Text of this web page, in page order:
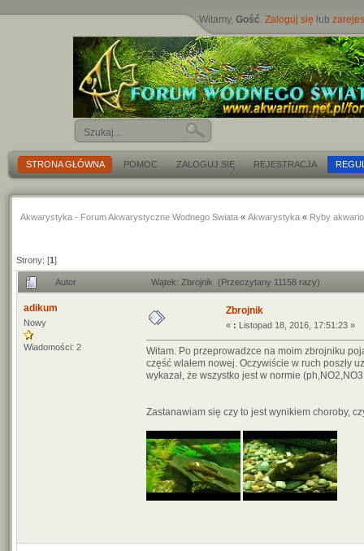
Witamy,Gość.Zaloguj się lub
STRONA GŁÓWNA POMOC ZALOGUJ SIĘ REJESTRACJA
Akwarystyka - Forum Akwarystyczne Wodnego Swiata « Akwarystyka « Ryby
Strony: [1]
Autor Wątek: Zbrojnik (Przeczytany 11158 razy)
adikum
Nowy
Wiadomości: 2
Zbrojnik
« : Listopad 18, 2016, 17:51:23 »
Witam. Po przeprowadzce na moim zbrojniku
część wlałem nowej. Oczywiście w ruch poszły
wykazał, że wszystko jest w normie
Zastanawiam się czy to jest wynikiem choroby,